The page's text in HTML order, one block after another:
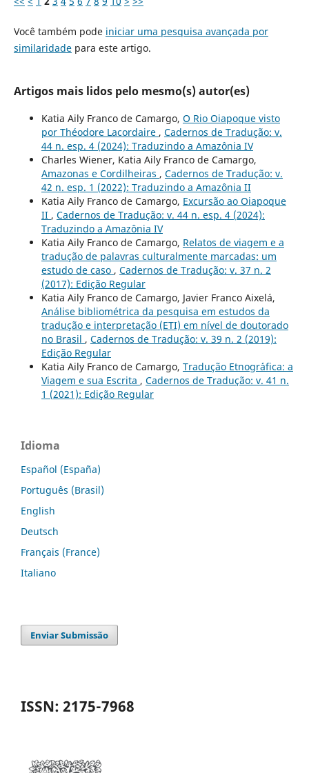
Você também pode iniciar uma pesquisa avançada por
similaridadepara este artigo.
Artigos mais lidos pelo mesmo(s) autor(es)
Katia Aily Franco de Camargo, O Rio Oiapoque visto
por Théodore Lacordaire , Cadernos de Tradução: v.
44 n. esp. 4 (2024): Traduzindo a Amazônia IV
Charles Wiener, Katia Aily Franco de Camargo,
Amazonas e Cordilheiras , Cadernos de Tradução: v.
42 n. esp. 1 (2022): Traduzindo a Amazônia II
Katia Aily Franco de Camargo, Excursão ao Oiapoque
II , Cadernos de Tradução: v. 44 n. esp. 4 (2024):
Traduzindo a Amazônia IV
Katia Aily Franco de Camargo, Relatos de viagem e a
tradução de palavras culturalmente marcadas: um
estudo de caso , Cadernos de Tradução: v. 37 n. 2
(2017): Edição Regular
Katia Aily Franco de Camargo, Javier Franco Aixelá,
Análise bibliométrica da pesquisa em estudos da
tradução e interpretação (ETI) em nível de doutorado
no Brasil , Cadernos de Tradução: v. 39 n. 2 (2019):
Edição Regular
Katia Aily Franco de Camargo, Tradução Etnogr´´afica: a
Viagem e sua Escrita , Cadernos de Tradução: v. 41 n.
1 (2021): Edição Regular
Idioma
Español (España)
Português (Brasil)
English
Deutsch
Français (France)
Italiano
Enviar Submissão
ISSN: 2175-7968